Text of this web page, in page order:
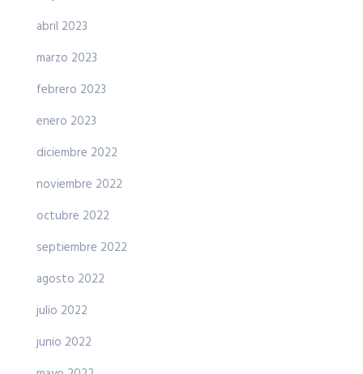
abril 2023
marzo 2023
febrero 2023
enero 2023
diciembre 2022
noviembre 2022
octubre 2022
septiembre 2022
agosto 2022
julio 2022
junio 2022